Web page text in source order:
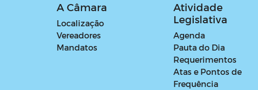
A Câmara
Localização
Vereadores
Mandatos
Atividade
Legislativa
Agenda
Pauta do Dia
Requerimentos
Atas e Pontos de
Frequência